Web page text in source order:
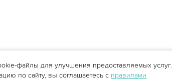
файлы для улучшения предоставляемых услуг.
по сайту, вы соглашаетесь с правилами